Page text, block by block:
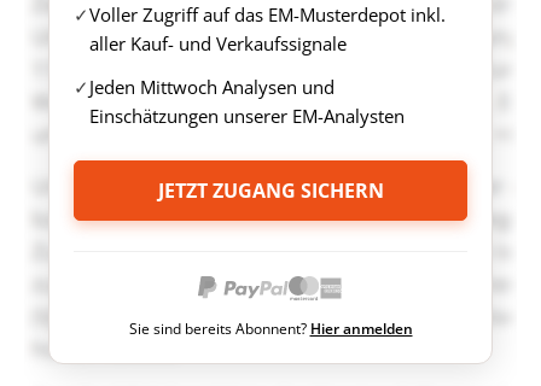
Voller Zugriff auf das EM-Musterdepot inkl.
aller Kauf- und Verkaufssignale
Jeden Mittwoch Analysen und
Einschätzungen unserer EM-Analysten
JETZT ZUGANG SICHERN
Sie sind bereits Abonnent? Hier anmelden